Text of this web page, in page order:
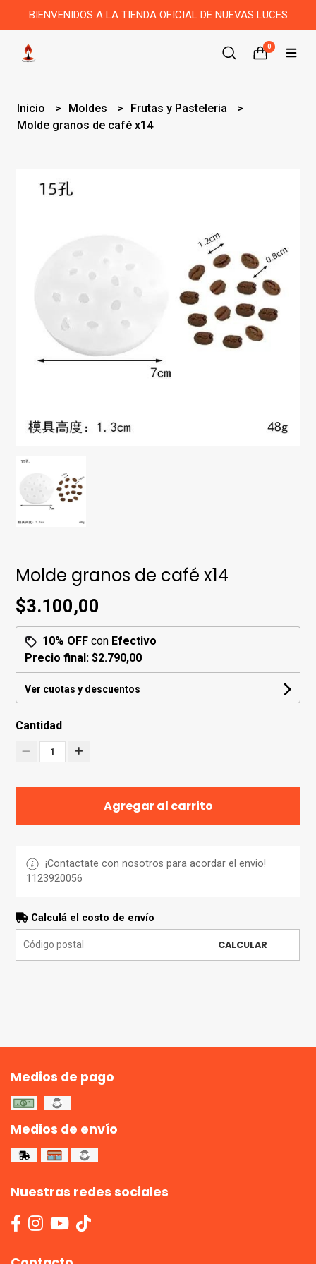
BIENVENIDOS A LA TIENDA OFICIAL DE NUEVAS LUCES
0
Inicio Moldes
Frutas y Pasteleria
Molde granos de café x14
Molde granos de café x14
$3.100,00
10% OFF con Efectivo
Precio final:$2.790,00
Ver cuotas y descuentos
Cantidad
1
Agregar al carrito
¡Contactate con nosotros para acordar el envio!
1123920056
Calculá el costo de envío
CALCULAR
Medios de pago
Medios de envío
Nuestras redes sociales